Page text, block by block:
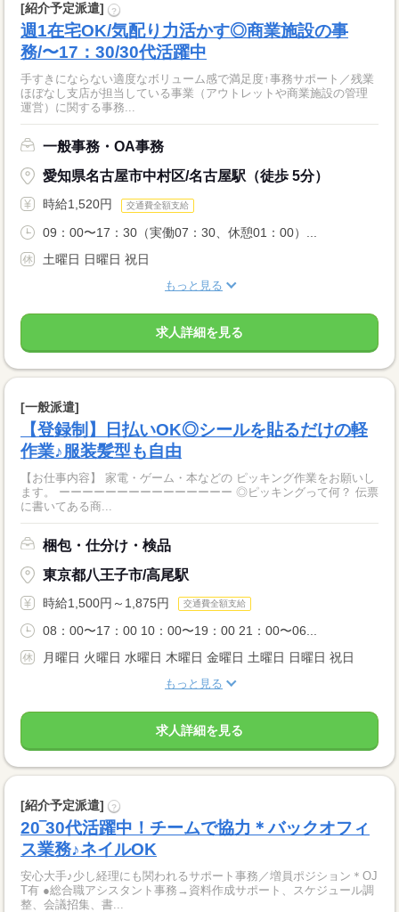
[紹介予定派遣] ?
週1在宅OK/気配り力活かす◎商業施設の事
務/〜17：30/30代活躍中
手すきにならない適度なボリューム感で満足度↑事務サポート／残業
ほぼなし支店が担当している事業（アウトレットや商業施設の管理
運営）に関する事務...
一般事務・OA事務
愛知県名古屋市中村区/名古屋駅（徒歩 5分）
時給1,520円 交通費全額支給
09：00〜17：30（実働07：30、休憩01：00）...
土曜日 日曜日 祝日
もっと見る
求人詳細を見る
[一般派遣]
【登録制】日払いOK◎シールを貼るだけの軽
作業♪服装髪型も自由
【お仕事内容】 家電・ゲーム・本などの ピッキング作業をお願いし
ます。 ーーーーーーーーーーーーーーー ◎ピッキングって何？ 伝票
に書いてある商...
梱包・仕分け・検品
東京都八王子市/高尾駅
時給1,500円～1,875円 交通費全額支給
08：00〜17：00 10：00〜19：00 21：00〜06...
月曜日 火曜日 水曜日 木曜日 金曜日 土曜日 日曜日 祝日
もっと見る
求人詳細を見る
[紹介予定派遣] ?
20‾30代活躍中！チームで協力＊バックオフィ
ス業務♪ネイルOK
安心大手♪少し経理にも関われるサポート事務／増員ポジション＊OJ
T有 ●総合職アシスタント事務→資料作成サポート、スケジュール調
整、会議招集、書...